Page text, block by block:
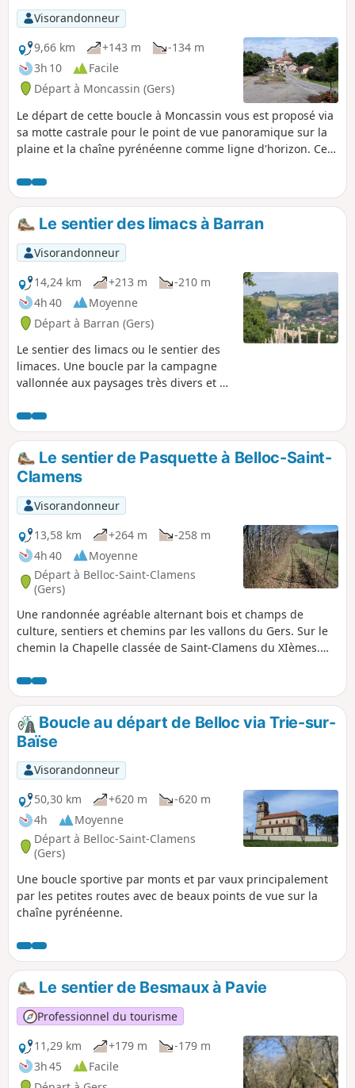
Visorandonneur
9,66 km
+143 m
-134 m
3h 10
Facile
Départ à Moncassin (Gers)
Le départ de cette boucle à Moncassin vous est proposé via
sa motte castrale pour le point de vue panoramique sur la
plaine et la chaîne pyrénéenne comme ligne d'horizon. Ce
Le sentier des limacs à Barran
Visorandonneur
14,24 km
+213 m
-210 m
4h 40
Moyenne
Départ à Barran (Gers)
Le sentier des limacs ou le sentier des
limaces. Une boucle par la campagne
vallonnée aux paysages très divers et de
par temps clair. La randonnée se
déroule pour moitié sur des chemins
goudronnés avec très peu de
circulation.
Le sentier de Pasquette à Belloc-Saint-
Clamens
Visorandonneur
13,58 km
+264 m
-258 m
4h 40
Moyenne
Départ à Belloc-Saint-Clamens
(Gers)
Une randonnée agréable alternant bois et champs de
culture, sentiers et chemins par les vallons du Gers. Sur le
chemin la Chapelle classée de Saint-Clamens du XIèmes.
Boucle au départ de Belloc via Trie-sur-
Baïse
Visorandonneur
50,30 km
+620 m
-620 m
4h
Moyenne
Départ à Belloc-Saint-Clamens
(Gers)
Une boucle sportive par monts et par vaux principalement
par les petites routes avec de beaux points de vue sur la
chaîne pyrénéenne.
Le sentier de Besmaux à Pavie
Professionnel du tourisme
11,29 km
+179 m
-179 m
3h 45
Facile